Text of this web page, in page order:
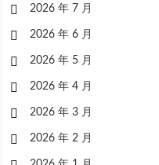
2026 年 7 月
2026 年 6 月
2026 年 5 月
2026 年 4 月
2026 年 3 月
2026 年 2 月